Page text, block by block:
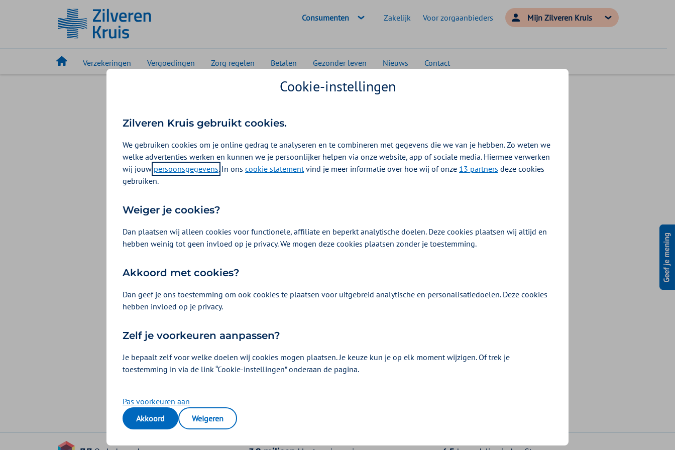
Geselecteerde doelgroep:
Consumenten Zakelijk Voor zorgaanbieders Mijn Zilveren Kruis
Verzekeringen Vergoedingen Zorg regelen Betalen Gezonder leven Nieuws Contact
Cookie-instellingen
Zilveren Kruis gebruikt cookies.
We gebruiken cookies om je online gedrag te analyseren en te combineren met gegevens die we van je hebben. Zo weten we
welke advertenties werken en kunnen we je persoonlijker helpen via onze website, app of sociale media. Hiermee verwerken
wij jouw persoonsgegevens. In ons cookie statementvind je meer informatie over hoe wij of onze 13 partners deze cookies
gebruiken.
Weiger je cookies?
Dan plaatsen wij alleen cookies voor functionele, affiliate en beperkt analytische doelen. Deze cookies plaatsen wij altijd en
hebben weinig tot geen invloed op je privacy. We mogen deze cookies plaatsen zonder je toestemming.
Akkoord met cookies?
Dan geef je ons toestemming om ook cookies te plaatsen voor uitgebreid analytische en personalisatiedoelen. Deze cookies
hebben invloed op je privacy.
Zelf je voorkeuren aanpassen?
Je bepaalt zelf voor welke doelen wij cookies mogen plaatsen. Je keuze kun je op elk moment wijzigen. Of trek je
toestemming in via de link “Cookie-instellingen” onderaan de pagina.
Pas voorkeuren aan
Akkoord
Weigeren